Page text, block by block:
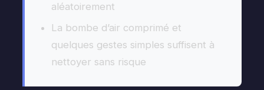
aléatoirement
La bombe d’air comprimé et
quelques gestes simples suffisent à
nettoyer sans risque